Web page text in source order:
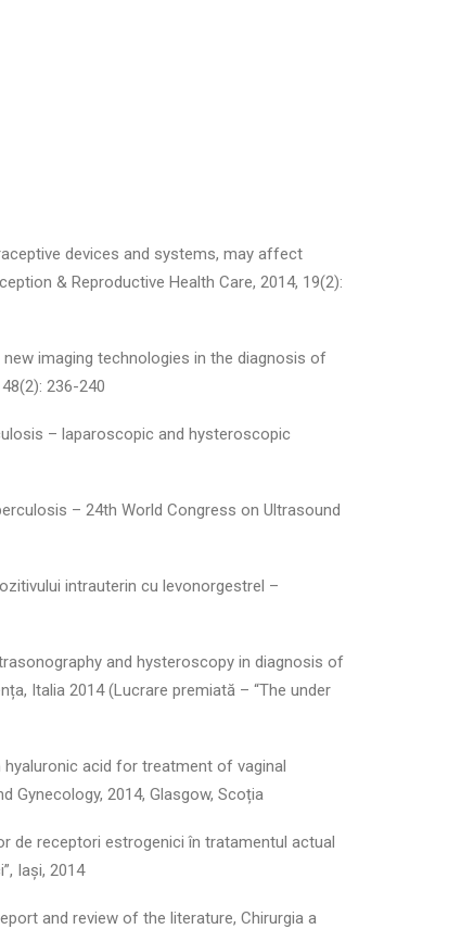
devices and systems, may affect
& Reproductive Health Care, 2014, 19(2):
imaging technologies in the diagnosis of
236-240
– laparoscopic and hysteroscopic
– 24th World Congress on Ultrasound
intrauterin cu levonorgestrel –
and hysteroscopy in diagnosis of
Italia 2014 (Lucrare premiată – “The under
hyaluronic acid for treatment of vaginal
Gynecology, 2014, Glasgow, Scoția
de receptori estrogenici în tratamentul actual
Iași, 2014
and review of the literature, Chirurgia a